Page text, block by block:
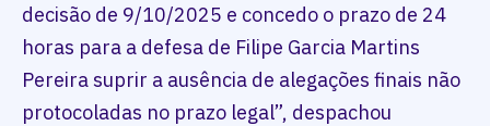
decisão de 9/10/2025 e concedo o prazo de 24
horas para a defesa de Filipe Garcia Martins
Pereira suprir a ausência de alegações finais não
protocoladas no prazo legal”, despachou